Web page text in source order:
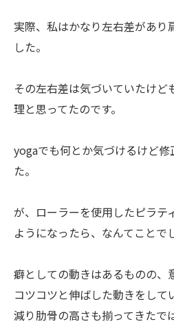
実際、私はかなり左右差があり
した。
その左右差は気づいていたけ
理と思ってたのです。
yogaでも何とか気づけるけど
た。
が、ローラーを使用したピラテ
ようになったら、なんてことで
癖としての動きはあるものの、
コツコツと伸ばした動きをして
減り肋骨の高さも揃ってきたで